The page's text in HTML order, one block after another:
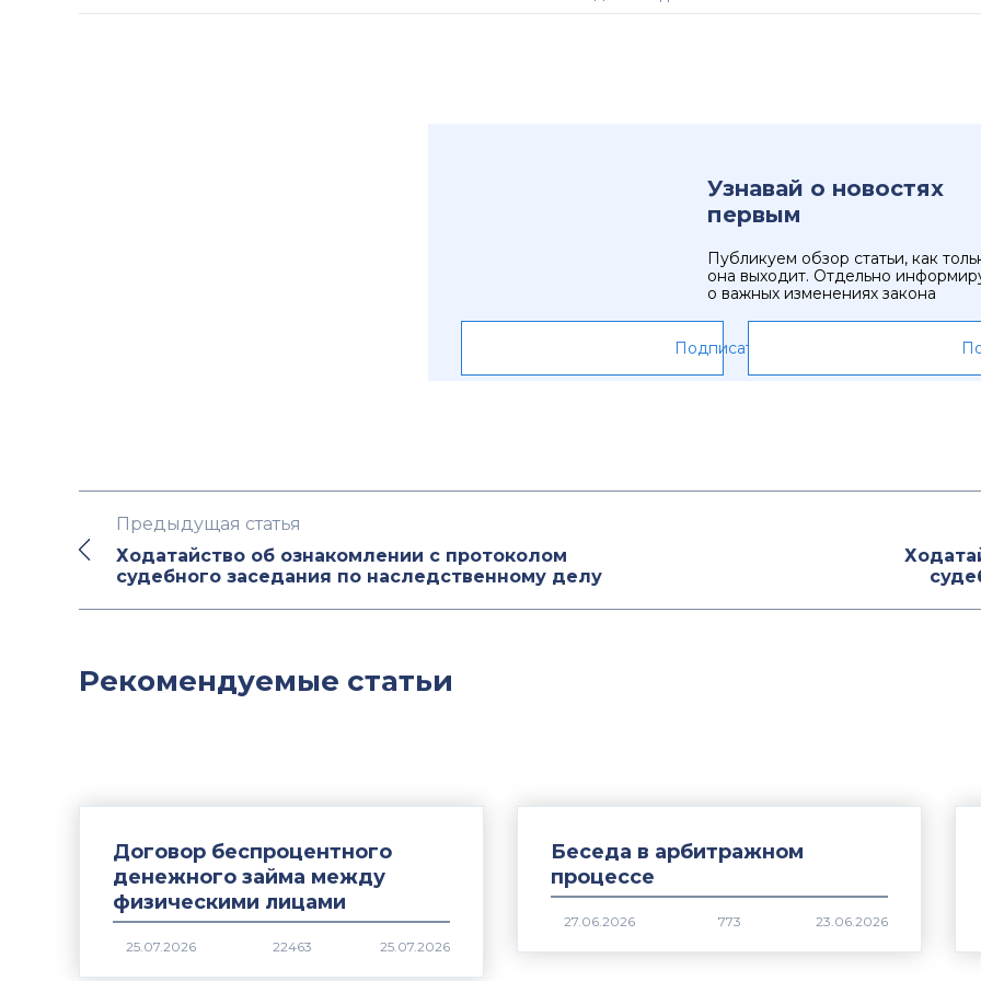
Узнавай о новостях
первым
Публикуем обзор статьи, как
она выходит. Отдельно
о важных изменениях закона
Подписаться
Предыдущая статья
Ходатайство об ознакомлении с протоколом
судебного заседания по наследственному делу
Рекомендуемые статьи
Договор беспроцентного
денежного займа между
физическими лицами
22463
Беседа в арбитражном
процессе
773